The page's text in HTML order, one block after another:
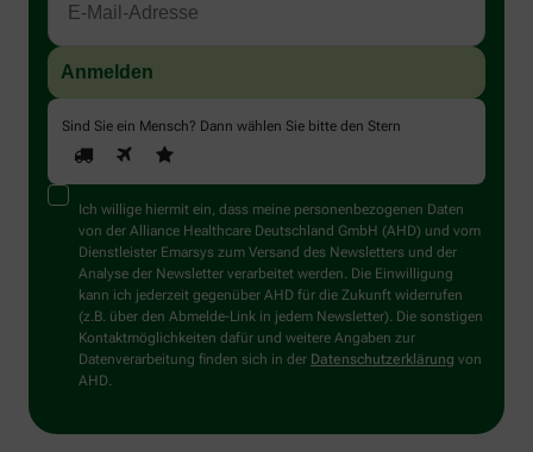
Sind Sie ein Mensch? Dann wählen Sie bitte den Stern
Ich willige hiermit ein, dass meine personenbezogenen Daten
von der Alliance Healthcare Deutschland GmbH (AHD) und vom
Dienstleister Emarsys zum Versand des Newsletters und der
Analyse der Newsletter verarbeitet werden. Die Einwilligung
kann ich jederzeit gegenüber AHD für die Zukunft widerrufen
(z.B. über den Abmelde-Link in jedem Newsletter). Die sonstigen
Kontaktmöglichkeiten dafür und weitere Angaben zur
Datenverarbeitung finden sich in der Datenschutzerklärung von
AHD.